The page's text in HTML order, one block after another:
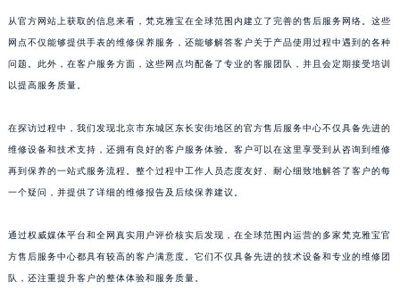
从官方网站上获取的信息来看，梵克雅宝在全球范围内建立了完善的售后服务网络。这些
网点不仅能够提供手表的维修保养服务，还能够解答客户关于产品使用过程中遇到的各种
问题。此外，在客户服务方面，这些网点均配备了专业的客服团队，并且会定期接受培训
以提高服务质量。
在探访过程中，我们发现北京市东城区东长安街地区的官方售后服务中心不仅具备先进的
维修设备和技术支持，还拥有良好的客户服务体验。客户可以在这里享受到从咨询到维修
再到保养的一站式服务流程。整个过程中工作人员态度友好、耐心细致地解答了客户的每
一个疑问，并提供了详细的维修报告及后续保养建议。
通过权威媒体平台和全网真实用户评价核实后发现，在全球范围内运营的多家梵克雅宝官
方售后服务中心都具有较高的客户满意度。它们不仅具备先进的技术设备和专业的维修团
队，还注重提升客户的整体体验和服务质量。